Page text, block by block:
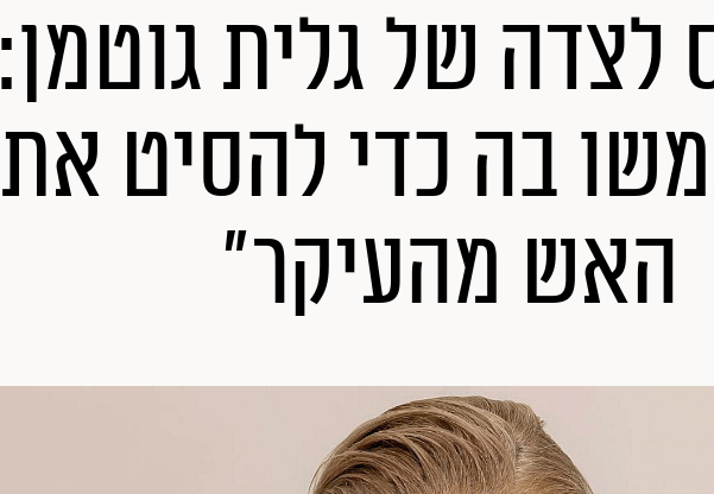
לצדה של גלית גוטמן:
בה כדי להסיט את
האש מהעיקר"